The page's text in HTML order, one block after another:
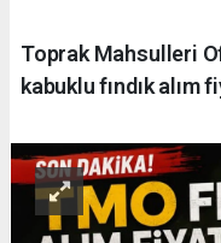
Toprak Mahsulleri
kabuklu fındık alım